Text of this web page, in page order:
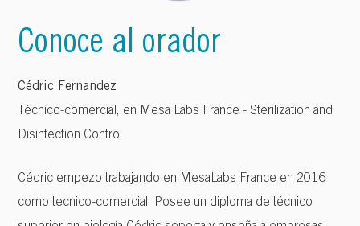
Conoce al orador
Cédric Fernandez
Técnico-comercial, en Mesa Labs France - Sterilization and
Disinfection Control
Cédric empezo trabajando en MesaLabs France en 2016
como tecnico-comercial. Posee un diploma de técnico